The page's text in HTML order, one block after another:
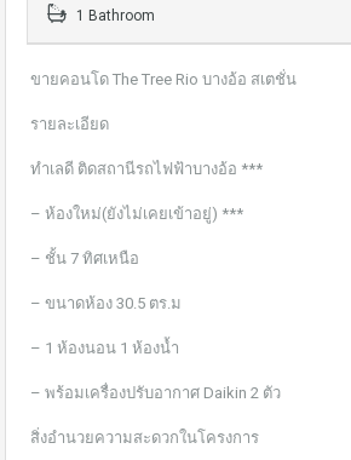
1 Bathroom
ขายคอนโด The Tree Rio บางอ้อ​ ส​เตชั่น
รายละเอียด
ทำเลดี ติดสถานีรถไฟฟ้าบางอ้อ ***
– ห้องใหม่​(ยังไม่เคยเข้าอยู่)​ ***
– ชั้น​ 7​ ทิศเหนือ
– ขนาดห้อง 30.5 ตร.ม
– 1 ห้องนอน​ 1 ห้องน้ำ
– พร้อมเครื่องปรับอากาศ​ Daikin 2 ตัว
สิ่งอำนวยความสะดวกในโครงการ